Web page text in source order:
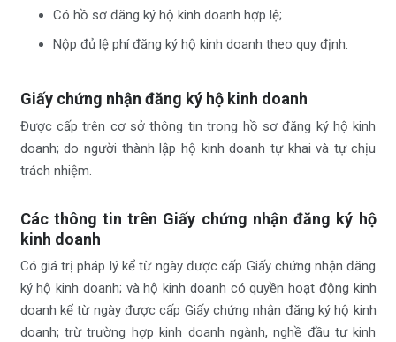
Có hồ sơ đăng ký hộ kinh doanh hợp lệ;
Nộp đủ lệ phí đăng ký hộ kinh doanh theo quy định.
Giấy chứng nhận đăng ký hộ kinh doanh
Được cấp trên cơ sở thông tin trong hồ sơ đăng ký hộ kinh
doanh; do người thành lập hộ kinh doanh tự khai và tự chịu
trách nhiệm.
Các thông tin trên Giấy chứng nhận đăng ký hộ
kinh doanh
Có giá trị pháp lý kể từ ngày được cấp Giấy chứng nhận đăng
ký hộ kinh doanh; và hộ kinh doanh có quyền hoạt động kinh
doanh kể từ ngày được cấp Giấy chứng nhận đăng ký hộ kinh
doanh; trừ trường hợp kinh doanh ngành, nghề đầu tư kinh